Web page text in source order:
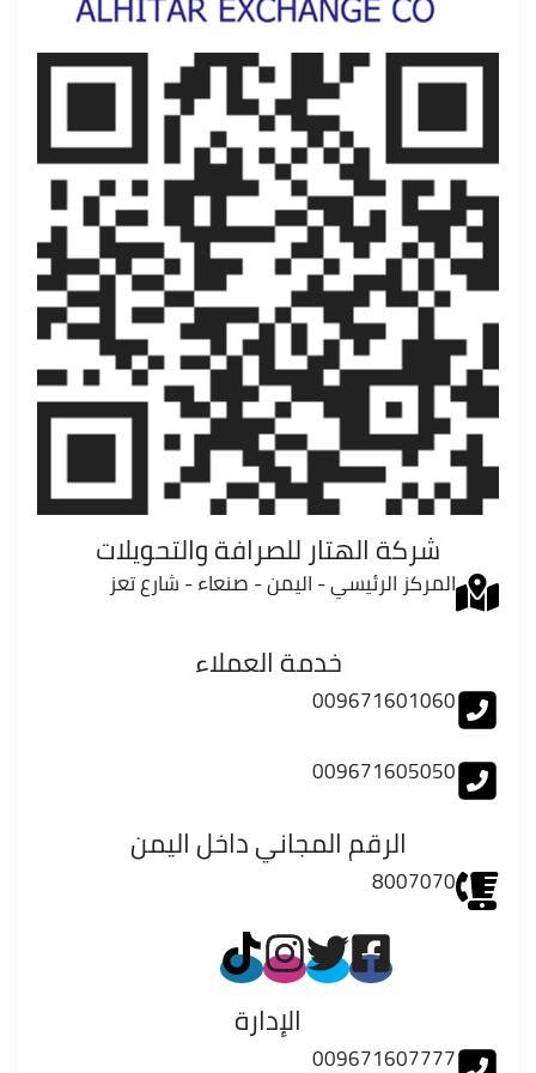
شركة الهتار للصرافة والتحويلات
المركز الرئيسي - اليمن - صنعاء - شارع تعز
خدمة العملاء
009671601060
009671605050
الرقم المجاني داخل اليمن
8007070
الإدارة
009671607777